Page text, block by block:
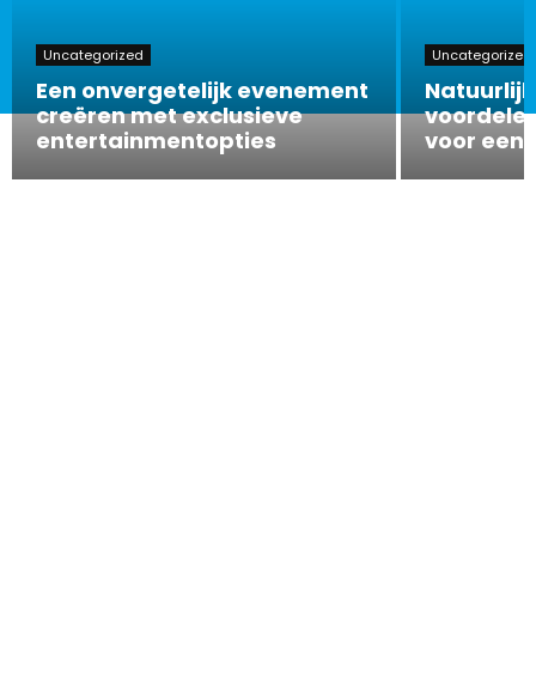
Uncategorized
Een onvergetelijk evenement
creëren met exclusieve
entertainmentopties
Uncategorized
voor een